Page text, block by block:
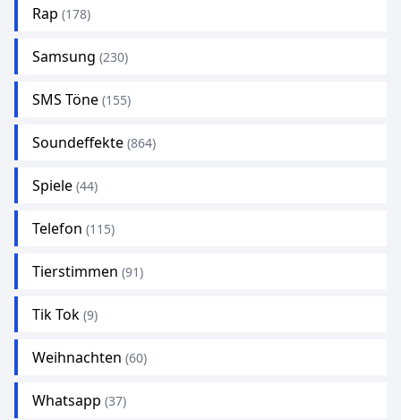
Rap (178)
Samsung (230)
SMS Töne (155)
Soundeffekte (864)
Spiele (44)
Telefon (115)
Tierstimmen (91)
Tik Tok (9)
Weihnachten (60)
Whatsapp (37)